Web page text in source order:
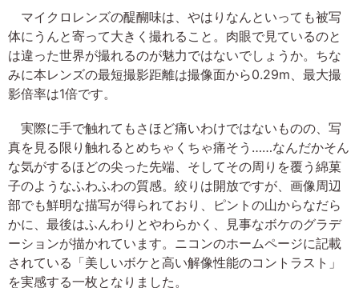
マイクロレンズの醍醐味は、やはりなんといっても被写
体にうんと寄って大きく撮れること。肉眼で見ているのと
は違った世界が撮れるのが魅力ではないでしょうか。ちな
みに本レンズの最短撮影距離は撮像面から0.29m、最大撮
影倍率は1倍です。
実際に手で触れてもさほど痛いわけではないものの、写
真を見る限り触れるとめちゃくちゃ痛そう……なんだかそん
な気がするほどの尖った先端、そしてその周りを覆う綿菓
子のようなふわふわの質感。絞りは開放ですが、画像周辺
部でも鮮明な描写が得られており、ピントの山からなだら
かに、最後はふんわりとやわらかく、見事なボケのグラデ
ーションが描かれています。ニコンのホームページに記載
されている「美しいボケと高い解像性能のコントラスト」
を実感する一枚となりました。